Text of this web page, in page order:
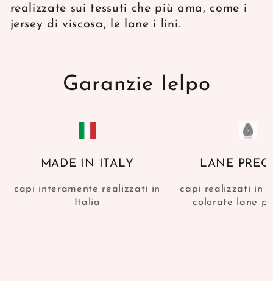
realizzate sui tessuti che più ama, come i
jersey di viscosa, le lane i lini.
Garanzie Ielpo
MADE IN ITALY
capi interamente realizzati in
Italia
LANE
capi realizzati in
colorate lane